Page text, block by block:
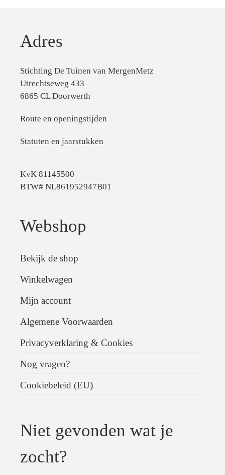
Adres
Stichting De Tuinen van MergenMetz
Utrechtseweg 433
6865 CL Doorwerth
Route en openingstijden
Statuten en jaarstukken
KvK 81145500
BTW# NL861952947B01
Webshop
Bekijk de shop
Winkelwagen
Mijn account
Algemene Voorwaarden
Privacyverklaring & Cookies
Nog vragen?
Cookiebeleid (EU)
Niet gevonden wat je
zocht?